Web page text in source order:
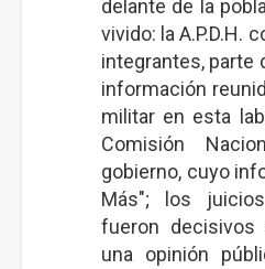
delante de la
vivido: la A.P.D.H.
integrantes, parte
información
militar en esta
Comisión
gobierno, cuyo
Más"; los
fueron
una opinión